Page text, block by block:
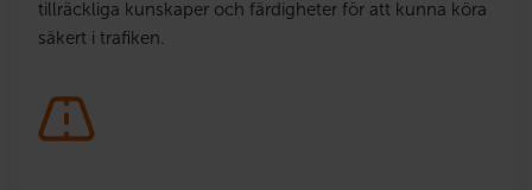
tillräckliga kunskaper och färdigheter för att kunna köra
säkert i trafiken.